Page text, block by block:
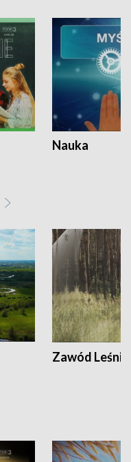
Nauka
Zawód Leśnik